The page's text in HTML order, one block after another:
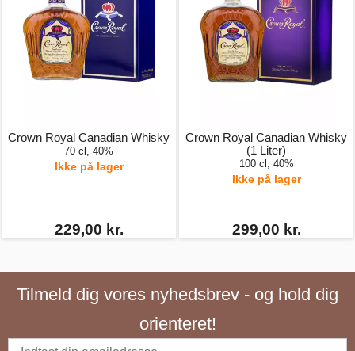
Crown Royal Canadian Whisky
70 cl, 40%
Ikke på lager
229,00 kr.
Crown Royal Canadian Whisky
(1 Liter)
100 cl, 40%
Ikke på lager
299,00 kr.
Tilmeld dig vores nyhedsbrev - og hold dig
orienteret!